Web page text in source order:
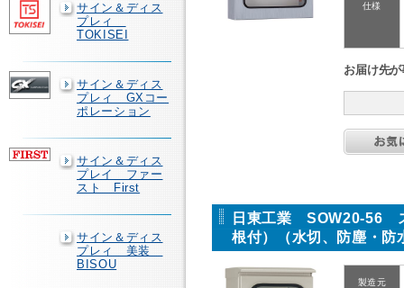
サイン＆ディス
プレィ
TOKISEI
サイン＆ディス
プレィ GXコー
ポレーション
サイン＆ディス
プレイ ファー
スト First
サイン＆ディス
プレィ 美装
BISOU
仕様
お届け先
日東工業 SOW20-56
根付）（水切、防塵・防
製造元